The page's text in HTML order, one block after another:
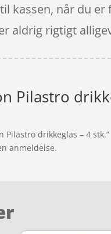
kassen, når du
aldrig rigtigt
Pilastro
drikkeglas – 4 stk.”
anmeldelse.